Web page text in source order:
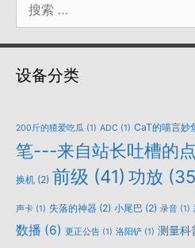
索：
设备分类
200斤的猹爱吃瓜 (1) ADC (1) CaT的喵言妙
笔---来自站长吐槽的
换机 (2) 前级 (41) 功放
声卡 (1) 失落的神器 (2) 小尾巴 (2) 录音 (1)
数播 (6) 更正公告 (1) 洛阳铲 (1) 测量科